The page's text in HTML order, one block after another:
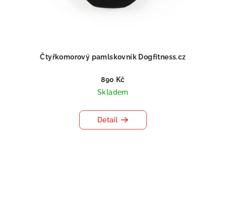
Čtyřkomorový pamlskovník Dogfitness.cz
890 Kč
Skladem
Detail